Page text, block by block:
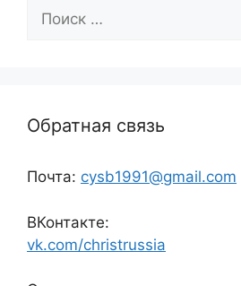
Поиск:
Обратная связь
Почта: cysb1991@gmail.com
ВКонтакте:
vk.com/christrussia